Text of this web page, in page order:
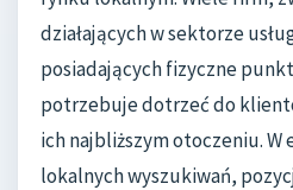
działających w sektorze
posiadających fizyczne
potrzebuje dotrzeć do
ich najbliższym otoczeniu. W
lokalnych wyszukiwań,